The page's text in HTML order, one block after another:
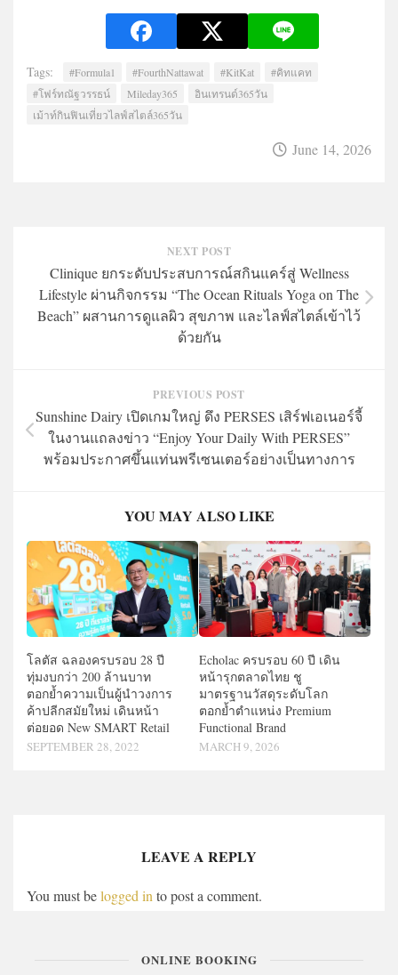
Tags: #Formula1 #FourthNattawat #KitKat
#คิทแคท
#โฟร์ทณัฐวรรธน์
Mileday365
อินเทรนด์365วัน
เม้าท์กินฟินเที่ยวไลฟ์สไตล์365วัน
June 14, 2026
NEXT POST
Clinique ยกระดับประสบการณ์สกินแคร์สู่ Wellness
Lifestyle ผ่านกิจกรรม “The Ocean Rituals Yoga on The
Beach” ผสานการดูแลผิว สุขภาพ และไลฟ์สไตล์เข้าไว้
ด้วยกัน
PREVIOUS POST
Sunshine Dairy เปิดเกมใหญ่ ดึง PERSES เสิร์ฟเอเนอร์จี้
ในงานแถลงข่าว “Enjoy Your Daily With PERSES”
พร้อมประกาศขึ้นแท่นพรีเซนเตอร์อย่างเป็นทางการ
YOU MAY ALSO LIKE
โลตัส ฉลองครบรอบ 28 ปี
ทุ่มงบกว่า 200 ล้านบาท
ตอกย้ำความเป็นผู้นำวงการ
ค้าปลีกสมัยใหม่ เดินหน้า
ต่อยอด New SMART Retail
SEPTEMBER 28, 2022
Echolac ครบรอบ 60 ปี เดิน
หน้ารุกตลาดไทย ชู
มาตรฐานวัสดุระดับโลก
ตอกย้ำตำแหน่ง Premium
Functional Brand
MARCH 9, 2026
LEAVE A REPLY
You must belogged in to post a comment.
ONLINE BOOKING